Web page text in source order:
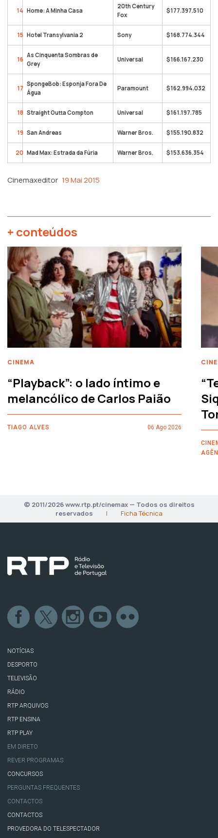
14 Home: A Minha Casa
20th Century
Fox
$177.397.510
15 Hotel Transylvania 2 Sony $168.774.344
16
As Cinquenta Sombras de
Grey
Universal $166.167.230
17
SpongeBob: Esponja Fora De
Água
Paramount $162.994.032
18 Straight Outta Compton Universal $161.197.785
19 San Andreas Warner Bros. $155.190.832
20 Mad Max: Estrada da Fúria Warner Bros. $153.636.354
Cinemaxeditor 19 Mai 2015
+ conteúdos
CINEMA
“Playback”: o lado íntimo e
melancólico de Carlos Paião
TIAGO ALVES 06 Ago 2026
© 2011/2026 www.rtp.pt/cinemax — Todos os direitos
reservados
| Ficha Técnica
NOTÍCIAS
DESPORTO
TELEVISÃO
RÁDIO
RTP ARQUIVOS
RTP ENSINA
RTP PLAY
EM DIRETO
REVER PROGRAMAS
CONCURSOS
PERGUNTAS FREQUENTES
CONTACTOS
CONTACTOS
PROVEDORA DO TELESPECTADOR